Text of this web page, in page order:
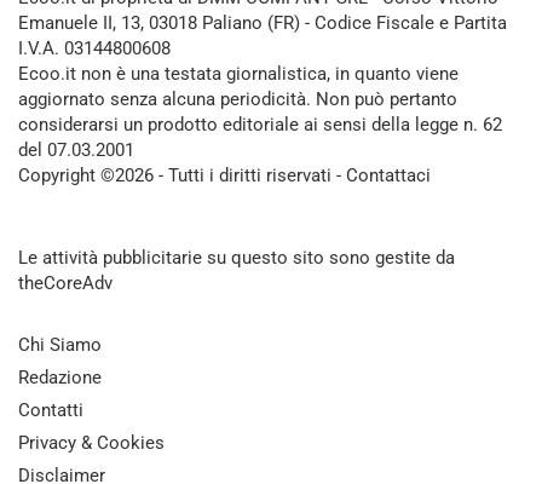
Emanuele II, 13, 03018 Paliano (FR) - Codice Fiscale e Partita
I.V.A. 03144800608
Ecoo.it non è una testata giornalistica, in quanto viene
aggiornato senza alcuna periodicità. Non può pertanto
considerarsi un prodotto editoriale ai sensi della legge n. 62
del 07.03.2001
Copyright ©2026 - Tutti i diritti riservati - Contattaci
Le attività pubblicitarie su questo sito sono gestite da
theCoreAdv
Chi Siamo
Redazione
Contatti
Privacy & Cookies
Disclaimer